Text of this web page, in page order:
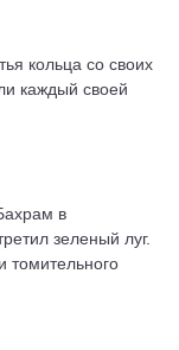
кольца со своих
каждый своей
в
зеленый луг.
томительного